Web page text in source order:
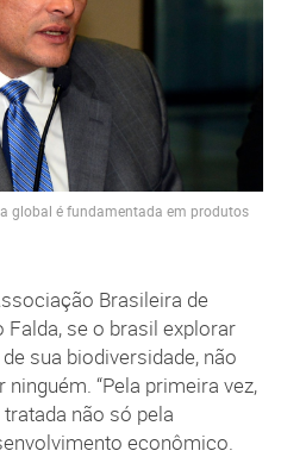
global é fundamentada em produtos
Brasileira de
Falda, se o brasil explorar
sua biodiversidade, não
“Pela primeira vez,
não só pela
econômico.